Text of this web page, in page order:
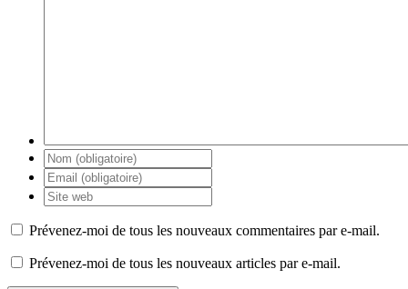
Prévenez-moi de tous les nouveaux commentaires par e-mail.
Prévenez-moi de tous les nouveaux articles par e-mail.